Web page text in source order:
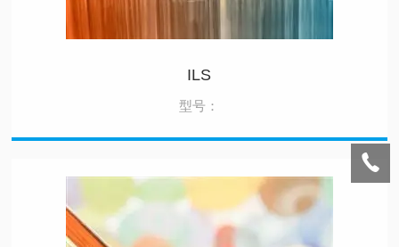
ILS
型号：